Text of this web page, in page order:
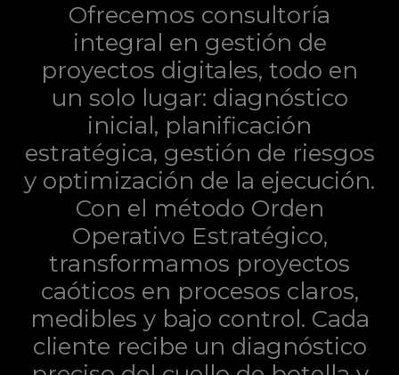
Ofrecemos consultoría
integral en gestión de
proyectos digitales, todo en
un solo lugar: diagnóstico
inicial, planificación
estratégica, gestión de riesgos
y optimización de la ejecución.
Con el método Orden
Operativo Estratégico,
transformamos proyectos
caóticos en procesos claros,
medibles y bajo control. Cada
cliente recibe un diagnóstico